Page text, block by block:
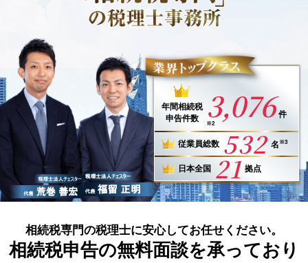
年間相続税
申告件数
3,076 件
※2
従業員総数 532 名 ※3
日本全国 21 拠点
相続税専門の税理士に安心してお任せください。
相続税申告の無料面談を承っており